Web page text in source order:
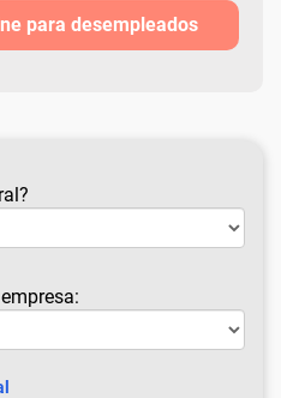
para desempleados